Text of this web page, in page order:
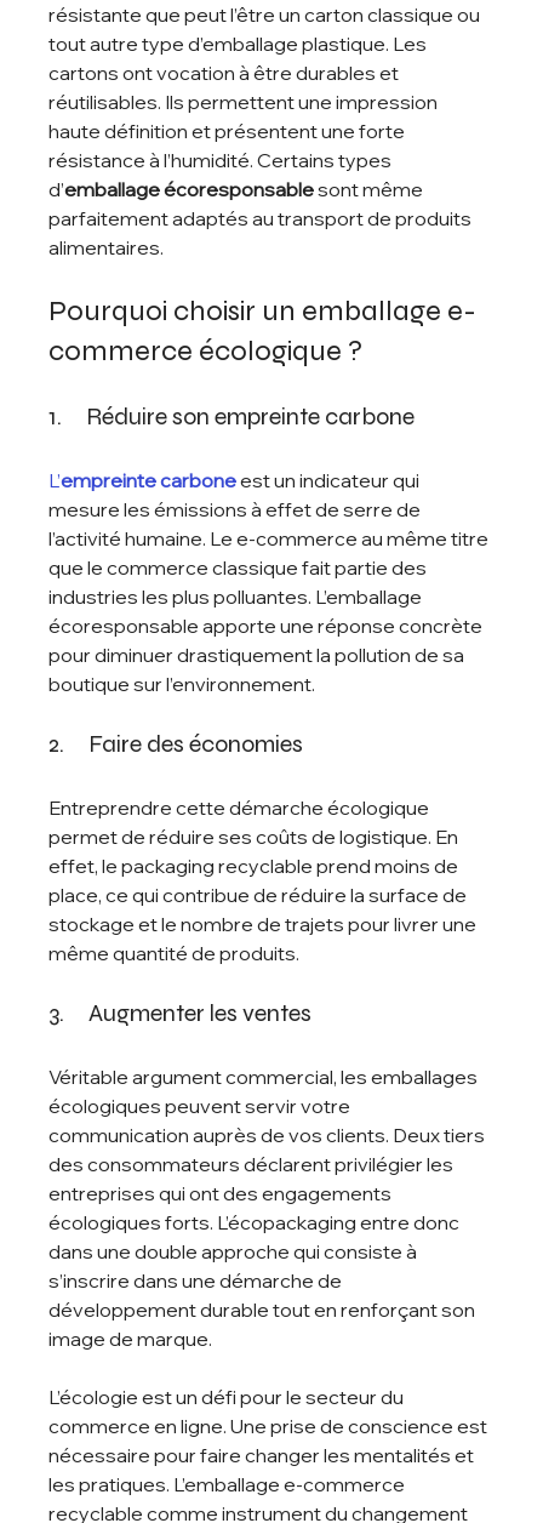
résistante que peut l’être un carton classique ou
tout autre type d’emballage plastique. Les
cartons ont vocation à être durables et
réutilisables. Ils permettent une impression
haute définition et présentent une forte
résistance à l’humidité. Certains types
d’emballage écoresponsable sont même
parfaitement adaptés au transport de produits
alimentaires.
Pourquoi choisir un emballage e-
commerce écologique ?
1.     Réduire son empreinte carbone
L’empreinte carbone est un indicateur qui
mesure les émissions à effet de serre de
l’activité humaine. Le e-commerce au même titre
que le commerce classique fait partie des
industries les plus polluantes. L’emballage
écoresponsable apporte une réponse concrète
pour diminuer drastiquement la pollution de sa
boutique sur l’environnement.
2.     Faire des économies
Entreprendre cette démarche écologique
permet de réduire ses coûts de logistique. En
effet, le packaging recyclable prend moins de
place, ce qui contribue de réduire la surface de
stockage et le nombre de trajets pour livrer une
même quantité de produits.
3.     Augmenter les ventes
Véritable argument commercial, les emballages
écologiques peuvent servir votre
communication auprès de vos clients. Deux tiers
des consommateurs déclarent privilégier les
entreprises qui ont des engagements
écologiques forts. L’écopackaging entre donc
dans une double approche qui consiste à
s’inscrire dans une démarche de
développement durable tout en renforçant son
image de marque.
L’écologie est un défi pour le secteur du
commerce en ligne. Une prise de conscience est
nécessaire pour faire changer les mentalités et
les pratiques. L’emballage e-commerce
recyclable comme instrument du changement